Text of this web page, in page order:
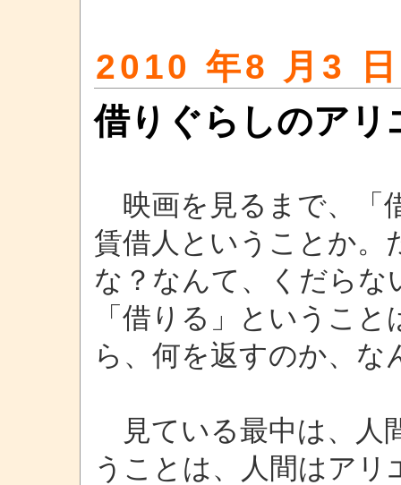
2010 年8 月3 日
借りぐらしのアリ
映画を見るまで、「
賃借人ということか。
な？なんて、くだら
「借りる」というこ
ら、何を返すのか、
見ている最中は、人
うことは、人間はア